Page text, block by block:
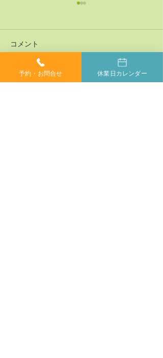
神経系機能の最適化：身
コメント
コメントを追加…
予約・お問合せ 休業日カレンダー